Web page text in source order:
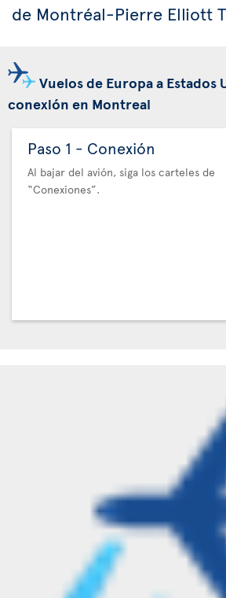
de Montréal-Pierre Elliott
Vuelos de Europa a Estados
conexión en Montreal
Paso 1 - Conexión
Al bajar del avión, siga los carteles de
“Conexiones”.